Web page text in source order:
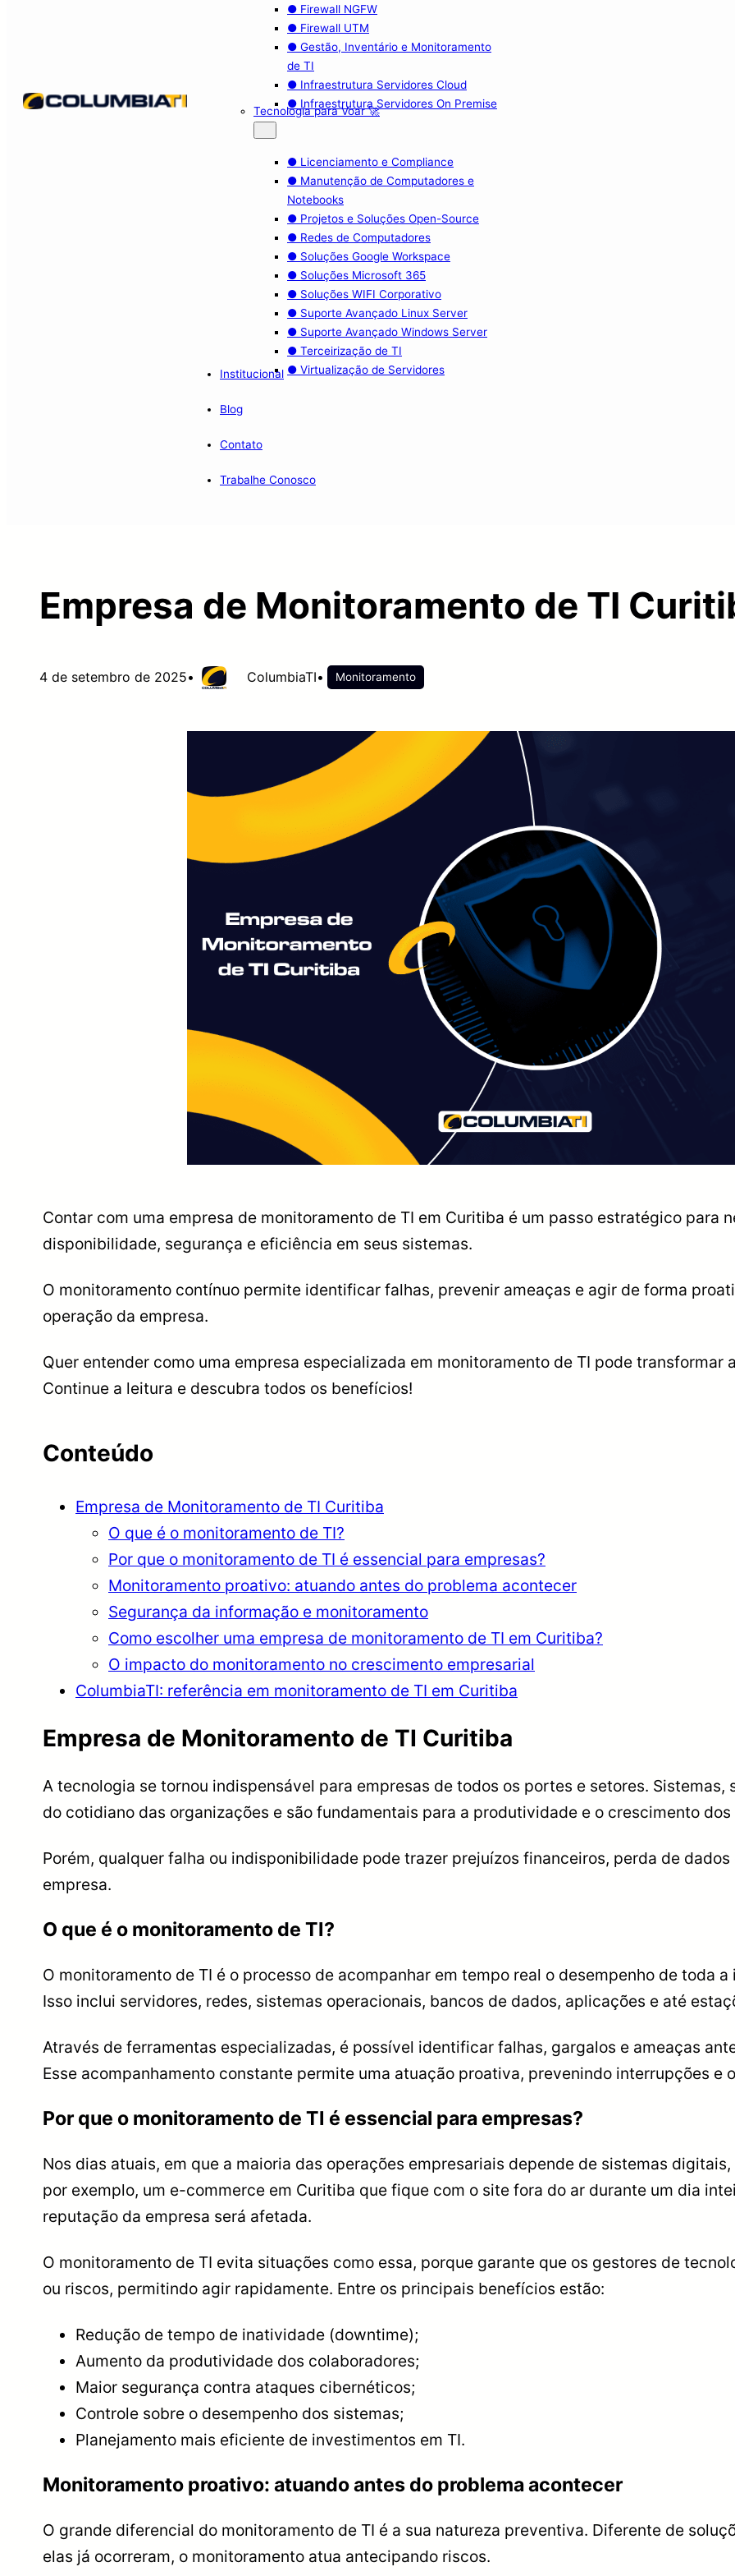
● Firewall NGFW
● Firewall UTM
● Gestão, Inventário e Monitoramento
de TI
● Infraestrutura Servidores Cloud
● Infraestrutura Servidores On Premise
Tecnologia para Voar 🚀
● Licenciamento e Compliance
● Manutenção de Computadores e
Notebooks
● Projetos e Soluções Open-Source
● Redes de Computadores
● Soluções Google Workspace
● Soluções Microsoft 365
● Soluções WIFI Corporativo
● Suporte Avançado Linux Server
● Suporte Avançado Windows Server
● Terceirização de TI
● Virtualização de Servidores
Institucional
Blog
Contato
Trabalhe Conosco
Empresa de Monitoramento de TI
4 de setembro de 2025• ColumbiaTI• Monitoramento
Contar com uma empresa de monitoramento de TI em Curitiba é um passo estratégico para
disponibilidade, segurança e eficiência em seus sistemas.
O monitoramento contínuo permite identificar falhas, prevenir ameaças e agir de forma
operação da empresa.
Quer entender como uma empresa especializada em monitoramento de TI pode transformar
Continue a leitura e descubra todos os benefícios!
Conteúdo
Empresa de Monitoramento de TI Curitiba
O que é o monitoramento de TI?
Por que o monitoramento de TI é essencial para empresas?
Monitoramento proativo: atuando antes do problema acontecer
Segurança da informação e monitoramento
Como escolher uma empresa de monitoramento de TI em Curitiba?
O impacto do monitoramento no crescimento empresarial
ColumbiaTI: referência em monitoramento de TI em Curitiba
Empresa de Monitoramento de TI Curitiba
A tecnologia se tornou indispensável para empresas de todos os portes e setores. Sistemas,
do cotidiano das organizações e são fundamentais para a produtividade e o crescimento
Porém, qualquer falha ou indisponibilidade pode trazer prejuízos financeiros, perda de
empresa.
O que é o monitoramento de TI?
O monitoramento de TI é o processo de acompanhar em tempo real o desempenho de toda
Isso inclui servidores, redes, sistemas operacionais, bancos de dados, aplicações e até
Através de ferramentas especializadas, é possível identificar falhas, gargalos e ameaças
Esse acompanhamento constante permite uma atuação proativa, prevenindo interrupções e
Por que o monitoramento de TI é essencial para empresas?
Nos dias atuais, em que a maioria das operações empresariais depende de sistemas
por exemplo, um e-commerce em Curitiba que fique com o site fora do ar durante um dia
reputação da empresa será afetada.
O monitoramento de TI evita situações como essa, porque garante que os gestores de
ou riscos, permitindo agir rapidamente. Entre os principais benefícios estão:
Redução de tempo de inatividade (downtime);
Aumento da produtividade dos colaboradores;
Maior segurança contra ataques cibernéticos;
Controle sobre o desempenho dos sistemas;
Planejamento mais eficiente de investimentos em TI.
Monitoramento proativo: atuando antes do problema acontecer
O grande diferencial do monitoramento de TI é a sua natureza preventiva. Diferente de
elas já ocorreram, o monitoramento atua antecipando riscos.